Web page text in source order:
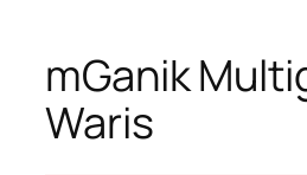
mGanik
Waris